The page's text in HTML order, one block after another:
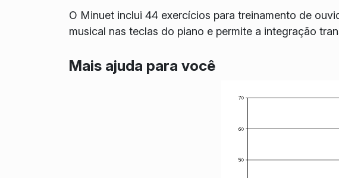
O Minuet inclui 44 exercícios para treinamento de
musical nas teclas do piano e permite a integração
Mais ajuda para você